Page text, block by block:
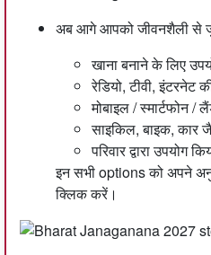
अब आगे आपको जीवनशैली से
खाना बनाने के लिए
रेडियो, टीवी, इंटरनेट
मोबाइल / स्मार्टफोन /
साइकिल, बाइक, कार
परिवार द्वारा उपयोग
इन सभी options को अपने
क्लिक करें।